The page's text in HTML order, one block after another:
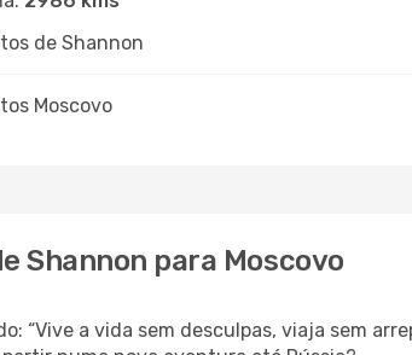
de Shannon
Moscovo
Shannon para Moscovo
“Vive a vida sem desculpas, viaja sem